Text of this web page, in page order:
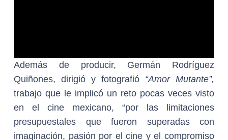
Además de producir, Germán Rodríguez
Quiñones, dirigió y fotografió “Amor Mutante”,
trabajo que le implicó un reto pocas veces visto
en el cine mexicano, “por las limitaciones
presupuestales que fueron superadas con
imaginación, pasión por el cine y el compromiso